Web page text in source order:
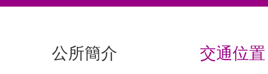
公所簡介 交通位置